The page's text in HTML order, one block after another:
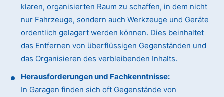
klaren, organisierten Raum zu schaffen, in dem nicht
nur Fahrzeuge, sondern auch Werkzeuge und Geräte
ordentlich gelagert werden können. Dies beinhaltet
das Entfernen von überflüssigen Gegenständen und
das Organisieren des verbleibenden Inhalts.
Herausforderungen und Fachkenntnisse:
In Garagen finden sich oft Gegenstände von